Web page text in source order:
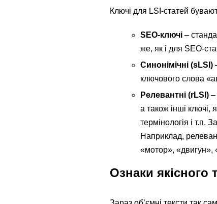
Ключі для LSI-статей
SEO-ключі –
же, як і для SEO-
Синонімічні (sLSI)
ключового слова
Релевантні (rLSI) –
а також інші ключі,
термінологія і т.п.
Наприклад,
«мотор», «двигун»,
Ознаки якісного